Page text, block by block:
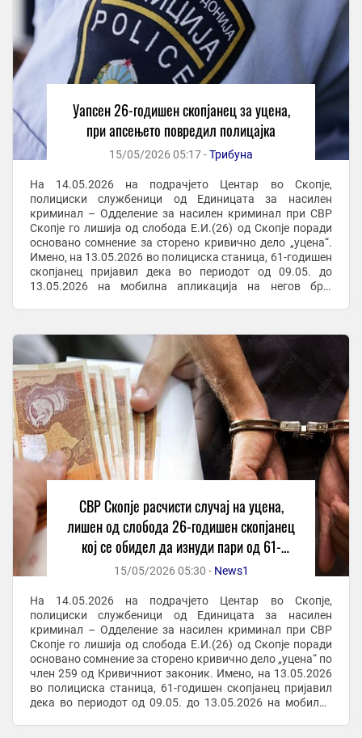
Уапсен 26-годишен скопјанец за уцена,
при апсењето повредил полицајка
15/05/2026 05:17 -Трибуна
На 14.05.2026 на подрачјето Центар во Скопје,
полициски службеници од Единицата за насилен
криминал – Одделение за насилен криминал при СВР
Скопје го лишија од слобода Е.И.(26) од Скопје поради
основано сомнение за сторено кривично дело „уцена“.
Имено, на 13.05.2026 во полициска станица, 61-годишен
скопјанец пријавил дека во периодот од 09.05. до
13.05.2026 на мобилна апликација на негов број
СВР Скопје расчисти случај на уцена,
лишен од слобода 26-годишен скопјанец
кој се обидел да изнуди пари од 61-
годишник
15/05/2026 05:30 - News1
На 14.05.2026 на подрачјето Центар во Скопје,
полициски службеници од Единицата за насилен
криминал – Одделение за насилен криминал при СВР
Скопје го лишија од слобода Е.И.(26) од Скопје поради
основано сомнение за сторено кривично дело „уцена“ по
член 259 од Кривичниот законик. Имено, на 13.05.2026
во полициска станица, 61-годишен скопјанец пријавил
дека во периодот од 09.05. до 13.05.2026 на мобилна